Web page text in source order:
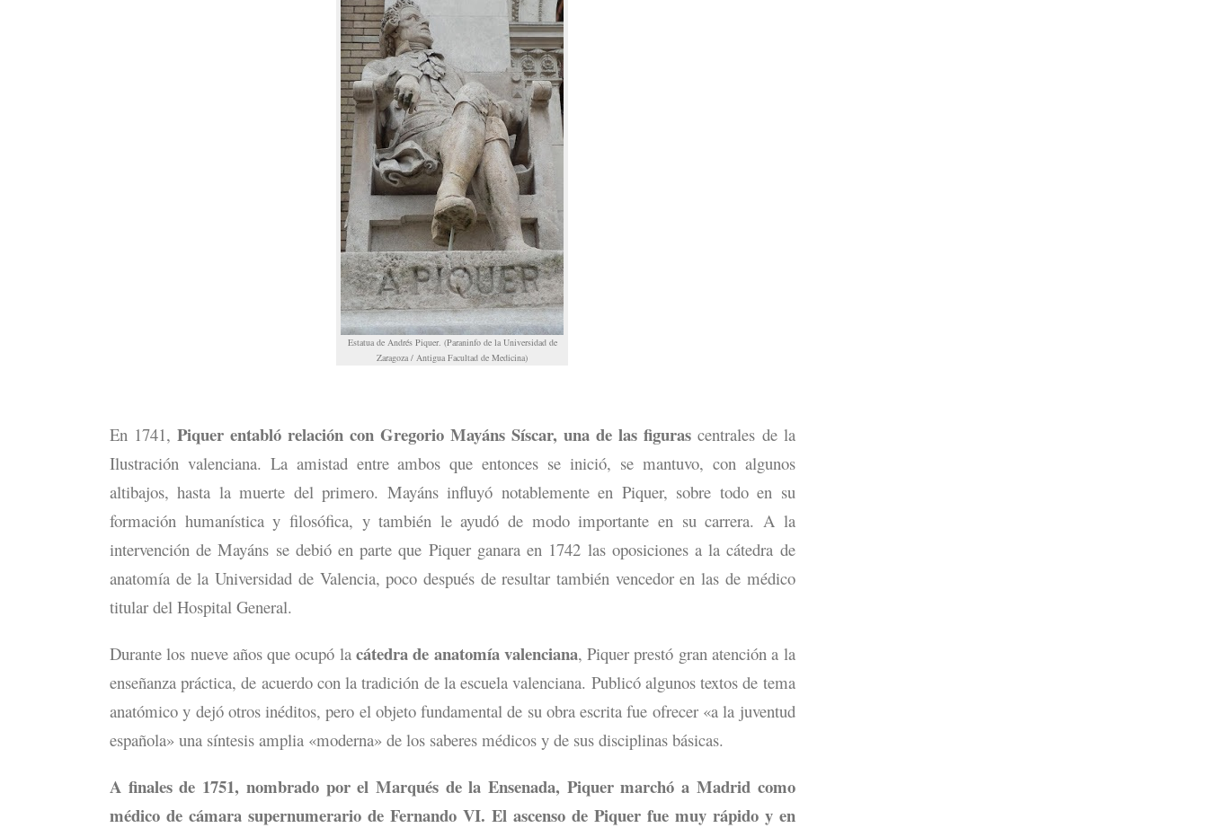
Estatua de Andrés Piquer. (Paraninfo de la Universidad de
Zaragoza / Antigua Facultad de Medicina)
En 1741,Piquer entabló relación con Gregorio Mayáns Síscar, una de las figurascentrales de la
Ilustración valenciana. La amistad entre ambos que entonces se inició, se mantuvo, con algunos
altibajos, hasta la muerte del primero. Mayáns influyó notablemente en Piquer, sobre todo en su
formación humanística y filosófica, y también le ayudó de modo importante en su carrera. A la
intervención de Mayáns se debió en parte que Piquer ganara en 1742 las oposiciones a la cátedra de
anatomía de la Universidad de Valencia, poco después de resultar también vencedor en las de médico
titular del Hospital General.
Durante los nueve años que ocupó la cátedra de anatomía valenciana, Piquer prestó gran atención a la
enseñanza práctica, de acuerdo con la tradición de la escuela valenciana. Publicó algunos textos de tema
anatómico y dejó otros inéditos, pero el objeto fundamental de su obra escrita fue ofrecer «a la juventud
española» una síntesis amplia «moderna» de los saberes médicos y de sus disciplinas básicas.
A finales de 1751, nombrado por el Marqués de la Ensenada, Piquer marchó a Madrid como
médico de cámara supernumerario de Fernando VI. El ascenso de Piquer fue muy rápido y en